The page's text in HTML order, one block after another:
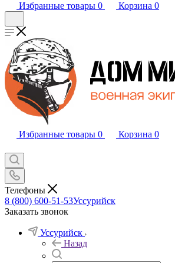
Избранные товары 0 Корзина 0
Избранные товары 0 Корзина 0
Телефоны
8 (800) 600-51-53Уссурийск
Заказать звонок
Уссурийск
Назад